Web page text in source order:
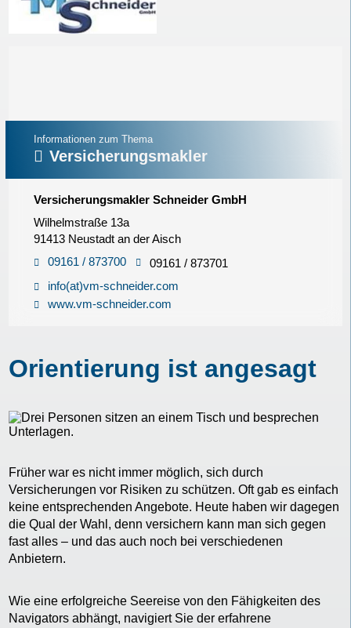
Informationen zum Thema
Versicherungsmakler
Versicherungsmakler Schneider GmbH
Wilhelmstraße 13a
91413 Neustadt an der Aisch
09161 / 873700
09161 / 873701
info(at)vm-schneider.com
www.vm-schneider.com
Orientierung ist angesagt
Früher war es nicht immer möglich, sich durch
Versicherungen vor Risiken zu schützen. Oft gab es einfach
keine entsprechenden Angebote. Heute haben wir dagegen
die Qual der Wahl, denn versichern kann man sich gegen
fast alles – und das auch noch bei verschiedenen
Anbietern.
Wie eine erfolgreiche Seereise von den Fähigkeiten des
Navigators abhängt, navigiert Sie der erfahrene